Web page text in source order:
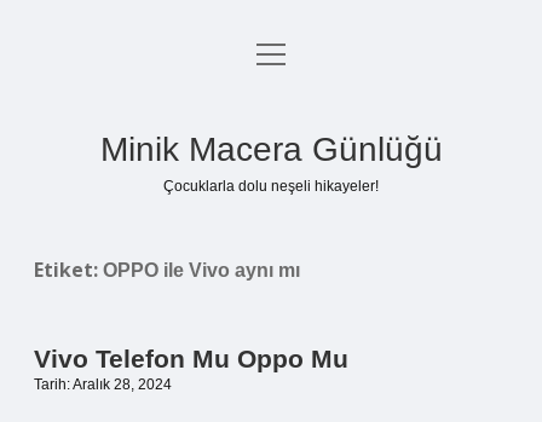
Anasayfa
menüyü
Minik Macera Günlüğü
Çocuklarla dolu neşeli hikayeler!
Etiket: OPPO ile Vivo aynı mı
Vivo Telefon Mu Oppo Mu
Tarih: Aralık 28, 2024